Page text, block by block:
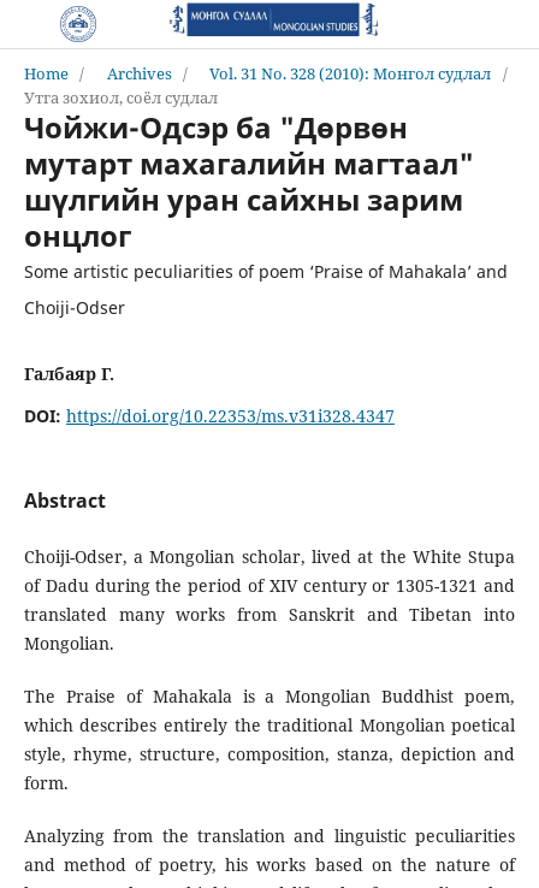
Home / Archives / Vol. 31 No. 328 (2010): Монгол судлал /
Утга зохиол, соёл судлал
Чойжи-Одсэр ба "Дөрвөн
мутарт махагалийн магтаал"
шүлгийн уран сайхны зарим
онцлог
Some artistic peculiarities of poem ‘Praise of Mahakala’ and
Choiji-Odser
Галбаяр Г.
DOI: https://doi.org/10.22353/ms.v31i328.4347
Abstract
Choiji-Odser, a Mongolian scholar, lived at the White Stupa
of Dadu during the period of XIV century or 1305-1321 and
translated many works from Sanskrit and Tibetan into
Mongolian.
The Praise of Mahakala is a Mongolian Buddhist poem,
which describes entirely the traditional Mongolian poetical
style, rhyme, structure, composition, stanza, depiction and
form.
Analyzing from the translation and linguistic peculiarities
and method of poetry, his works based on the nature of